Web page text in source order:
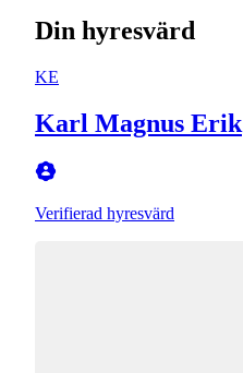
Din hyresvärd
KE
Karl Magnus Erik
Verifierad hyresvärd